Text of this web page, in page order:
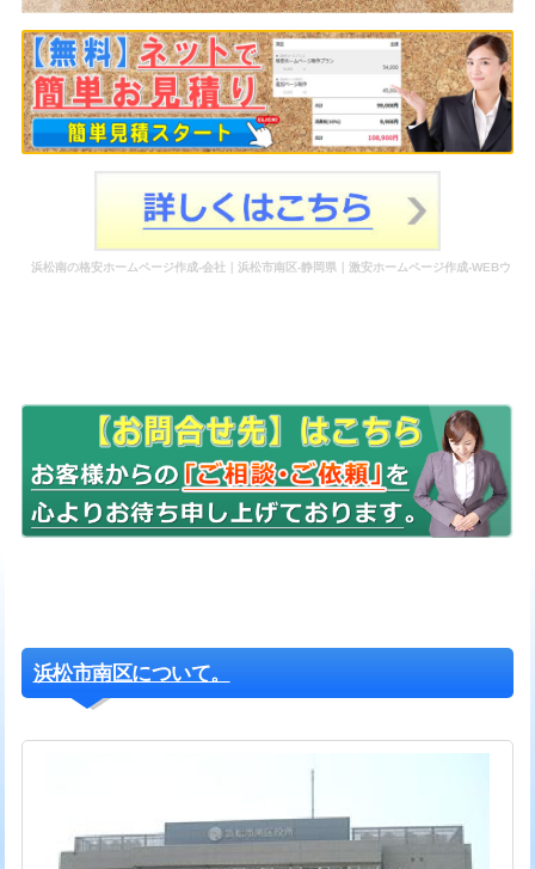
浜松南の格安ホームページ作成-会社｜浜松市南区-静岡県｜激安ホームページ作成-WEBウ
浜松市南区について。